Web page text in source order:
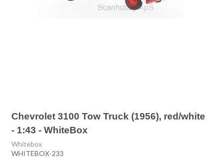
Chevrolet 3100 Tow Truck (1956), red/white
- 1:43 - WhiteBox
Whitebox
WHITEBOX-233